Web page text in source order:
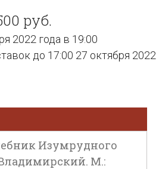
руб.
2022 года в 19:00
до 17:00 27 октября 2022
Изумрудного
М.: